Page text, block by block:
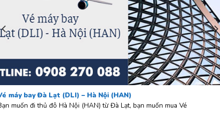
máy bay Đà Lạt (DLI) – Hà Nội (HAN)
muốn đi thủ đô Hà Nội (HAN) từ Đà Lạt, bạn muốn mua Vé